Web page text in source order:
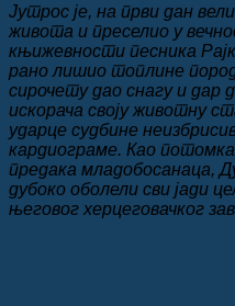
Јутрос је, на први дан
живота и преселио у
књижевности песника
рано лишио топлине
сирочету дао снагу и дар
искорача своју животну
ударце судбине
кардиограме. Као потомка
предака младобосанаца,
дубоко оболели сви јади
његовог херцеговачког